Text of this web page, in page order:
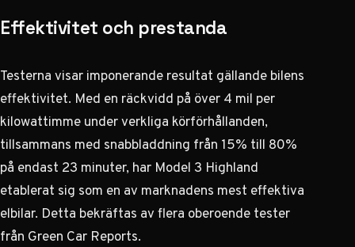
Effektivitet och prestanda
Testerna visar imponerande resultat gällande bilens
effektivitet. Med en räckvidd på över 4 mil per
kilowattimme under verkliga körförhållanden,
tillsammans med snabbladdning från 15% till 80%
på endast 23 minuter, har Model 3 Highland
etablerat sig som en av marknadens mest effektiva
elbilar. Detta bekräftas av flera oberoende tester
från Green Car Reports.